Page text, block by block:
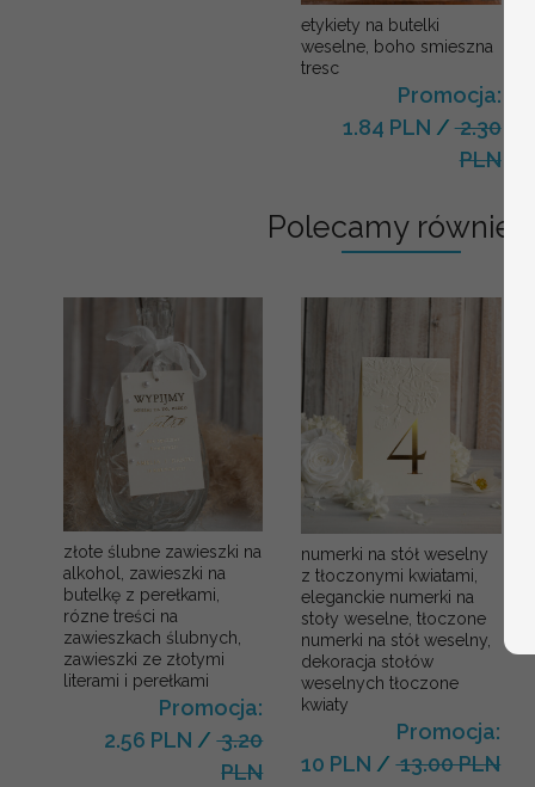
etykiety na butelki
weselne, boho smieszna
tresc
Promocja:
1.84 PLN /2.30
PLN
Polecamy również:
złote ślubne zawieszki na
alkohol, zawieszki na
butelkę z perełkami,
rózne treści na
zawieszkach ślubnych,
zawieszki ze złotymi
literami i perełkami
Promocja:
2.56 PLN /3.20
PLN
numerki na stół weselny
z tłoczonymi kwiatami,
eleganckie numerki na
stoły weselne, tłoczone
numerki na stół weselny,
dekoracja stołów
weselnych tłoczone
kwiaty
Promocja:
10 PLN /13.00 PLN